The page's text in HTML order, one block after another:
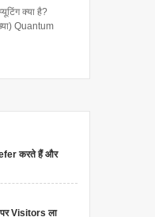
क्या है?
Quantum
करते हैं और
Visitors ला